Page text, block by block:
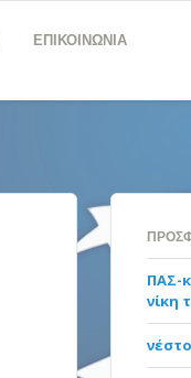
ΕΠΙΚΟΙΝΩΝΙΑ
ΠΑΣ-
νίκη